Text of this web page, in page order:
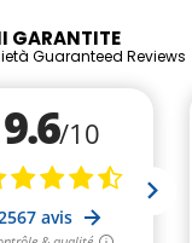
GARANTITE
Guaranteed Reviews